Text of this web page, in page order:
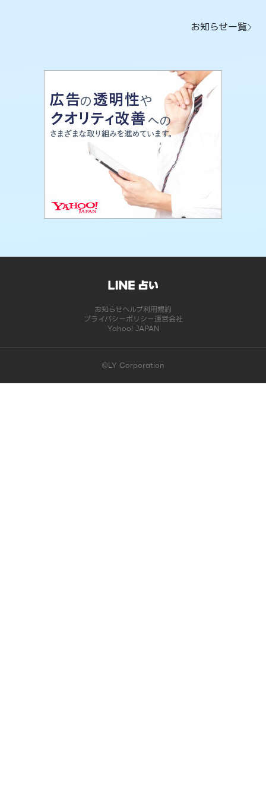
お知らせ一覧
お知らせヘルプ利用規約
プライバシーポリシー運営会社
Yahoo! JAPAN
©LY Corporation
このコンテンツは掲載が終了しました | LINE占い